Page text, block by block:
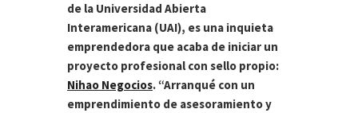
de la Universidad Abierta
Interamericana (UAI), es una inquieta
emprendedora que acaba de iniciar un
proyecto profesional con sello propio:
Nihao Negocios. “Arranqué con un
emprendimiento de asesoramiento y